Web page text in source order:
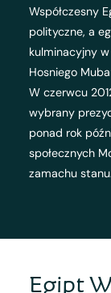
Współczesny
polityczne, a
kulminacyjny
Hosniego
W czerwcu
wybrany
ponad rok
społecznych
zamachu
Egipt